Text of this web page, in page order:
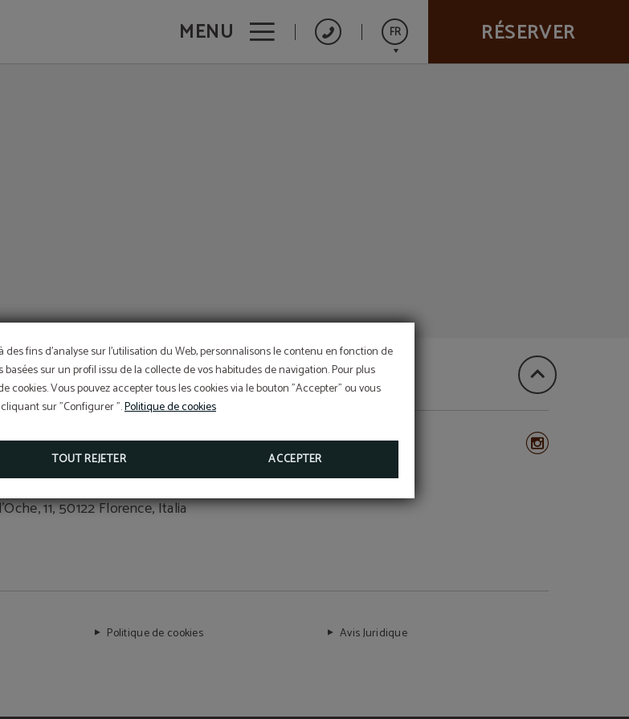
des fins d'analyse sur l'utilisation du Web, personnalisons le contenu en fonction de
sur un profil issu de la collecte de vos habitudes de navigation. Pour plus
cookies. Vous pouvez accepter tous les cookies via le bouton "Accepter" ou vous
sur "Configurer ".Politique de cookies
TOUT REJETER ACCEPTER
MENU FR RÉSERVER
dans le coeur de Florence!
11, 50122 Florence, Italia
Suivez-nous sur
Politique de cookies
Avis Juridique